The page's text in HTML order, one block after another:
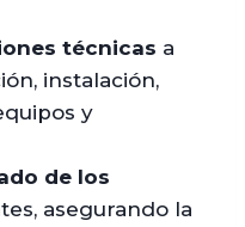
técnicas a
instalación,
y
de los
asegurando la